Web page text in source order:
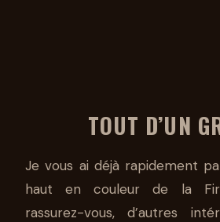
TOUT D’UN
Je vous ai déjà rapidement
haut en couleur de la
rassurez-vous, d’autres